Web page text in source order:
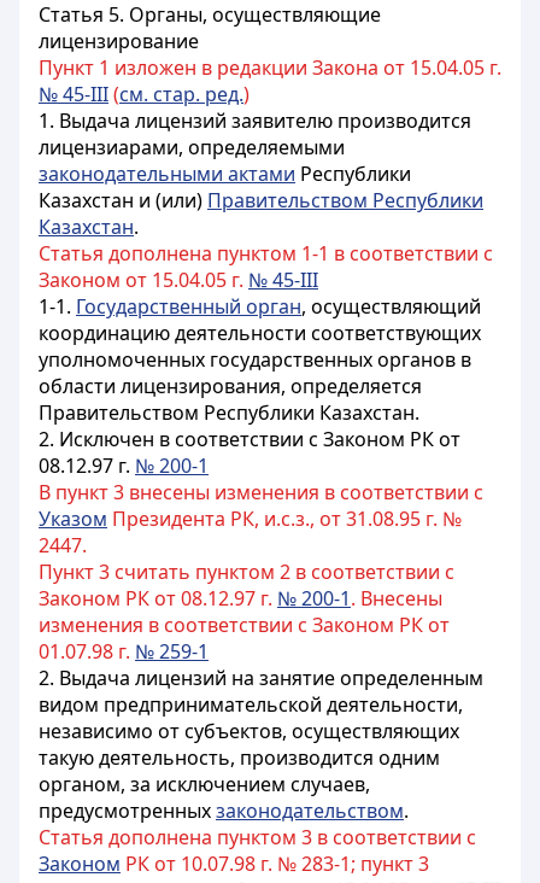
Статья 5. Органы, осуществляющие
лицензирование
Пункт 1 изложен в редакции Закона от 15.04.05 г.
№ 45-III(см. стар. ред.)
1. Выдача лицензий заявителю производится
лицензиарами, определяемыми
законодательными актами Республики
Казахстан и (или) Правительством Республики
Казахстан.
Статья дополнена пунктом 1-1 в соответствии с
Законом от 15.04.05 г. № 45-III
1-1. Государственный орган, осуществляющий
координацию деятельности соответствующих
уполномоченных государственных органов в
области лицензирования, определяется
Правительством Республики Казахстан.
2. Исключен в соответствии с Законом РК от
08.12.97 г. № 200-1
В пункт 3 внесены изменения в соответствии с
Указом Президента РК, и.с.з., от 31.08.95 г. №
2447.
Пункт 3 считать пунктом 2 в соответствии с
Законом РК от 08.12.97 г. № 200-1. Внесены
изменения в соответствии с Законом РК от
01.07.98 г. № 259-1
2. Выдача лицензий на занятие определенным
видом предпринимательской деятельности,
независимо от субъектов, осуществляющих
такую деятельность, производится одним
органом, за исключением случаев,
предусмотренныхзаконодательством.
Статья дополнена пунктом 3 в соответствии с
Законом РК от 10.07.98 г. № 283-1; пункт 3